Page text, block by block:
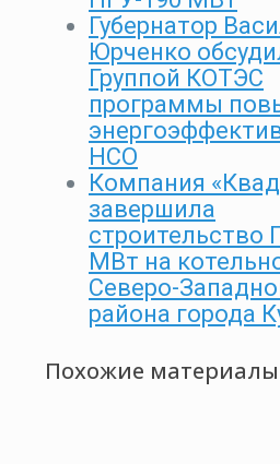
Губернатор
Юрченко
Группой КОТЭС
программы
НСО
Компания
завершила
строительство
МВт на
Северо-
района города
Похожие материалы